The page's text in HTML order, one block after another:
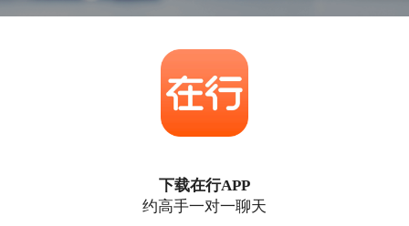
下载在行APP
约高手一对一聊天